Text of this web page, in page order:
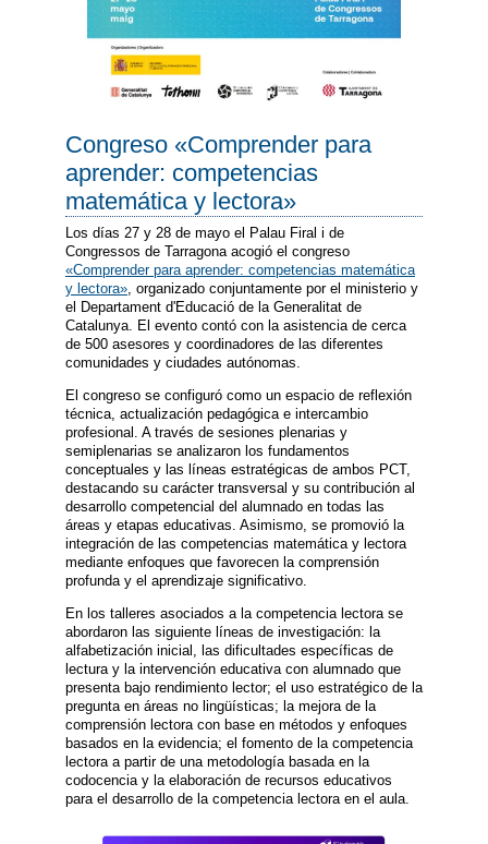
Congreso «Comprender para
aprender: competencias
matemática y lectora»
Los días 27 y 28 de mayo el Palau Firal i de
Congressos de Tarragona acogió el congreso
«Comprender para aprender: competencias matemática
y lectora», organizado conjuntamente por el ministerio y
el Departament d'Educació de la Generalitat de
Catalunya. El evento contó con la asistencia de cerca
de 500 asesores y coordinadores de las diferentes
comunidades y ciudades autónomas.
El congreso se configuró como un espacio de reflexión
técnica, actualización pedagógica e intercambio
profesional. A través de sesiones plenarias y
semiplenarias se analizaron los fundamentos
conceptuales y las líneas estratégicas de ambos PCT,
destacando su carácter transversal y su contribución al
desarrollo competencial del alumnado en todas las
áreas y etapas educativas. Asimismo, se promovió la
integración de las competencias matemática y lectora
mediante enfoques que favorecen la comprensión
profunda y el aprendizaje significativo.
En los talleres asociados a la competencia lectora se
abordaron las siguiente líneas de investigación: la
alfabetización inicial, las dificultades específicas de
lectura y la intervención educativa con alumnado que
presenta bajo rendimiento lector; el uso estratégico de la
pregunta en áreas no lingüísticas; la mejora de la
comprensión lectora con base en métodos y enfoques
basados en la evidencia; el fomento de la competencia
lectora a partir de una metodología basada en la
codocencia y la elaboración de recursos educativos
para el desarrollo de la competencia lectora en el aula.